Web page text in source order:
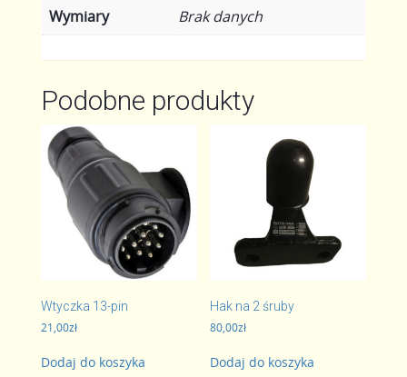
Wymiary
Brak danych
Podobne produkty
Wtyczka 13-pin
21,00zł
Dodaj do koszyka
Hak na 2 śruby
80,00zł
Dodaj do koszyka